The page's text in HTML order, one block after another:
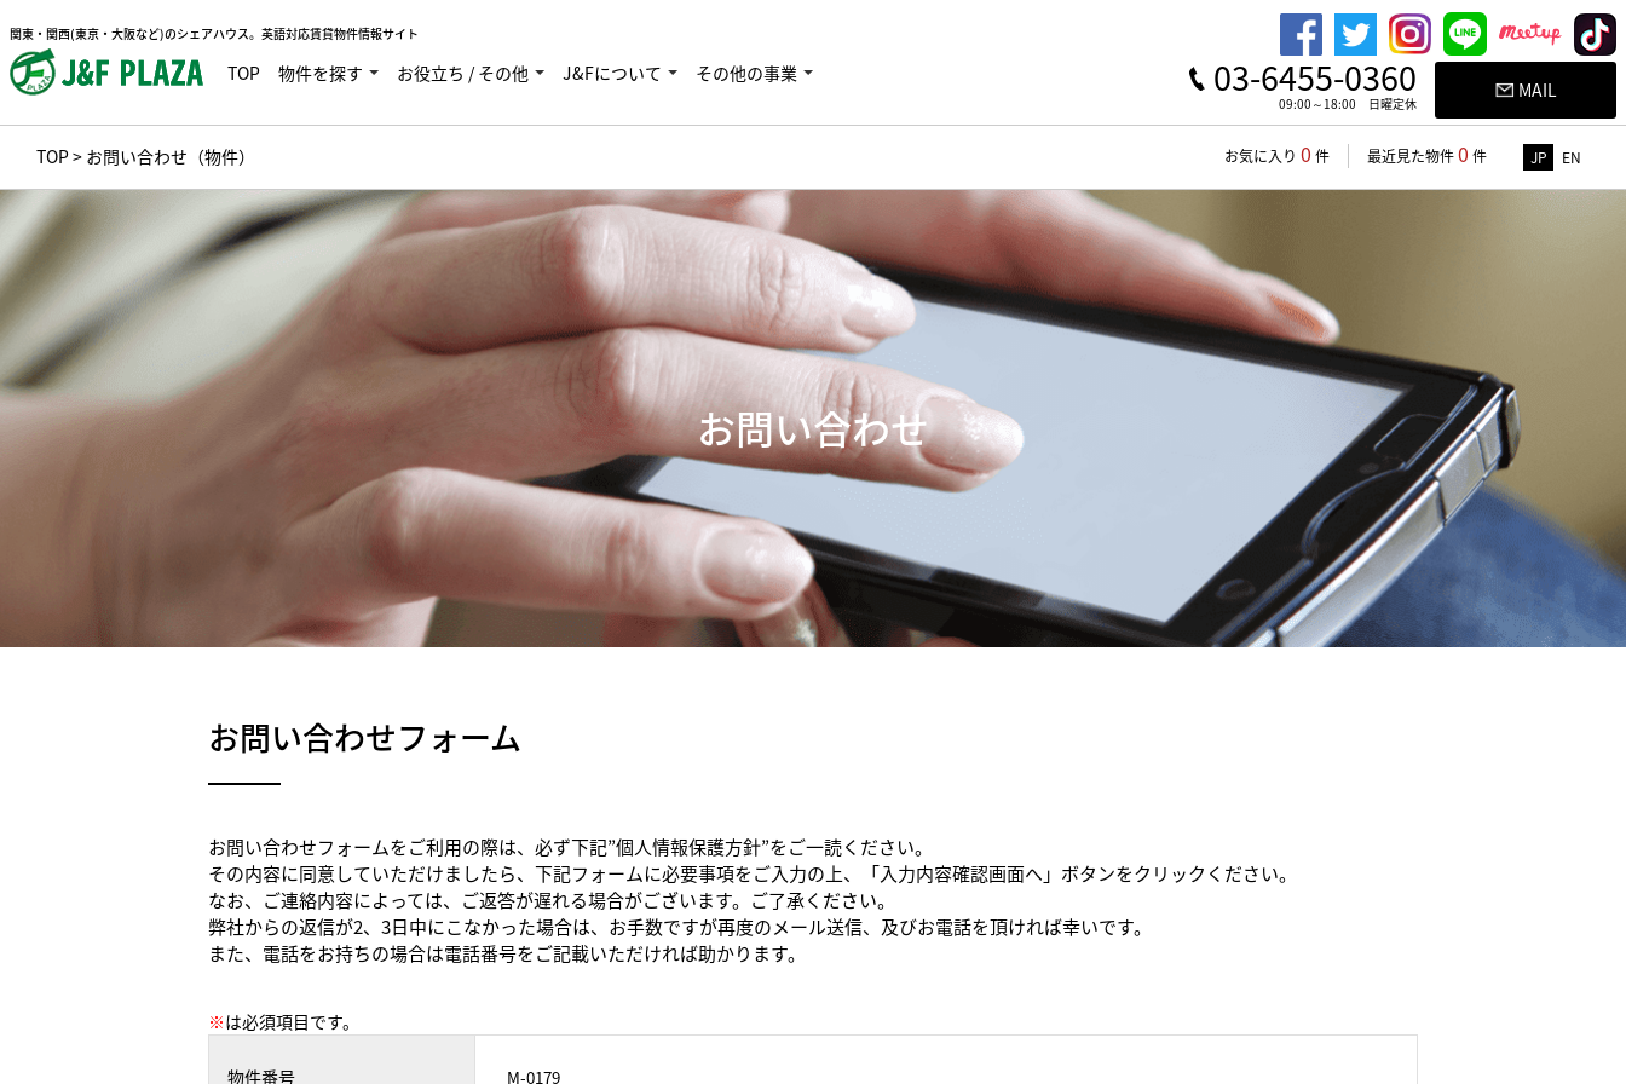
関東・関西(東京・大阪など)のシェアハウス。英語対応賃貸物件情報サイト
TOP 物件を探す お役立ち / その他 J&Fについて その他の事業 03-6455-0360
09:00～18:00 日曜定休
MAIL
TOP> お問い合わせ（物件） お気に入り 0 件 最近見た物件0 件 JP EN
お問い合わせ
お問い合わせフォーム
お問い合わせフォームをご利用の際は、必ず下記”個人情報保護方針”をご一読ください。
その内容に同意していただけましたら、下記フォームに必要事項をご入力の上、「入力内容確認画面へ」ボタンをクリックください。
なお、ご連絡内容によっては、ご返答が遅れる場合がございます。ご了承ください。
弊社からの返信が2、3日中にこなかった場合は、お手数ですが再度のメール送信、及びお電話を頂ければ幸いです。
また、電話をお持ちの場合は電話番号をご記載いただければ助かります。
※は必須項目です。
物件番号